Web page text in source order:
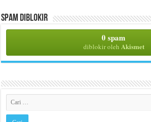
Spam Diblokir
0 spam
diblokir oleh Akismet